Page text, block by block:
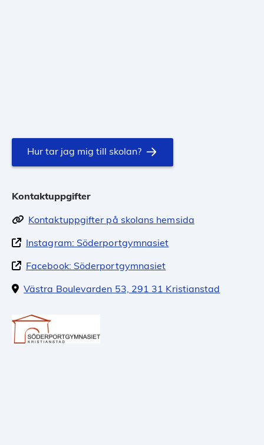
Hur tar jag mig till skolan?
Kontaktuppgifter
Kontaktuppgifter på skolans hemsida
Instagram: Söderportgymnasiet
Facebook: Söderportgymnasiet
Västra Boulevarden 53, 291 31 Kristianstad